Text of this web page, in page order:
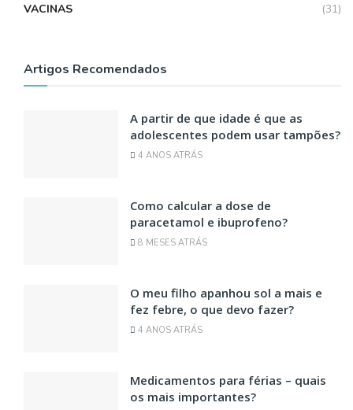
VACINAS
(31)
Artigos Recomendados
A partir de que idade é que as
adolescentes podem usar tampões?
4 ANOS ATRÁS
Como calcular a dose de
paracetamol e ibuprofeno?
8 MESES ATRÁS
O meu filho apanhou sol a mais e
fez febre, o que devo fazer?
4 ANOS ATRÁS
Medicamentos para férias – quais
os mais importantes?